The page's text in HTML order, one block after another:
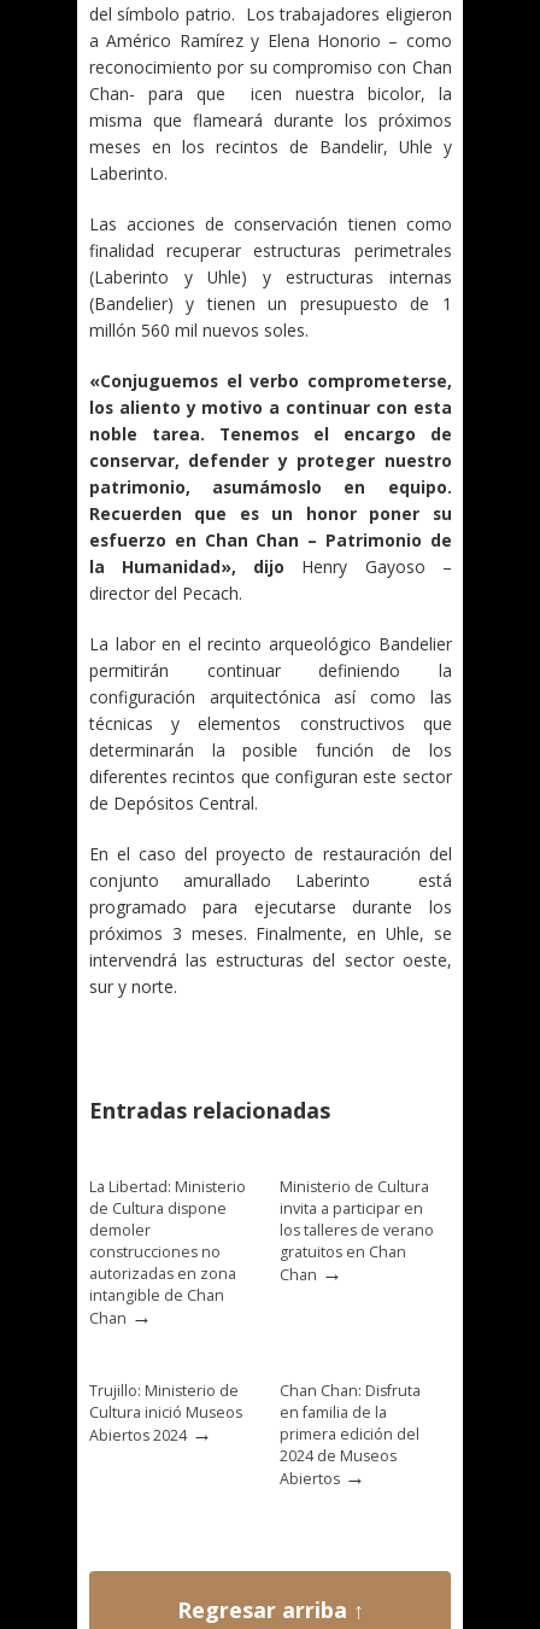
del símbolo patrio. Los trabajadores eligieron
a Américo Ramírez y Elena Honorio – como
reconocimiento por su compromiso con Chan
Chan- para que icen nuestra bicolor, la
misma que flameará durante los próximos
meses en los recintos de Bandelir, Uhle y
Laberinto.
Las acciones de conservación tienen como
finalidad recuperar estructuras perimetrales
(Laberinto y Uhle) y estructuras internas
(Bandelier) y tienen un presupuesto de 1
millón 560 mil nuevos soles.
«Conjuguemos el verbo comprometerse,
los aliento y motivo a continuar con esta
noble tarea. Tenemos el encargo de
conservar, defender y proteger nuestro
patrimonio, asumámoslo en equipo.
Recuerden que es un honor poner su
esfuerzo en Chan Chan – Patrimonio de
la Humanidad», dijo Henry Gayoso –
director del Pecach.
La labor en el recinto arqueológico Bandelier
permitirán continuar definiendo la
configuración arquitectónica así como las
técnicas y elementos constructivos que
determinarán la posible función de los
diferentes recintos que configuran este sector
de Depósitos Central.
En el caso del proyecto de restauración del
conjunto amurallado Laberinto está
programado para ejecutarse durante los
próximos 3 meses. Finalmente, en Uhle, se
intervendrá las estructuras del sector oeste,
sur y norte.
Entradas relacionadas
La Libertad: Ministerio
de Cultura dispone
demoler
construcciones no
autorizadas en zona
intangible de Chan
Chan →
Ministerio de Cultura
invita a participar en
los talleres de verano
gratuitos en Chan
Chan →
Trujillo: Ministerio de
Cultura inició Museos
Abiertos 2024→
Chan Chan: Disfruta
en familia de la
primera edición del
2024 de Museos
Abiertos →
Regresar arriba ↑